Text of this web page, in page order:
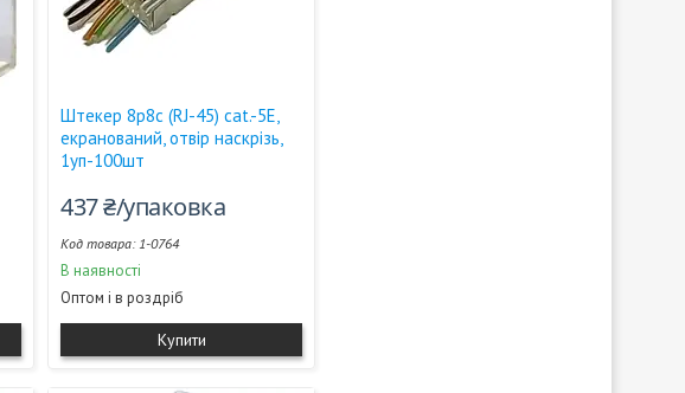
Штекер 8p8c (RJ-45) cat.-5E,
екранований, отвір наскрізь,
1уп-100шт
437 ₴/упаковка
1-0764
В наявності
Оптом і в роздріб
Купити